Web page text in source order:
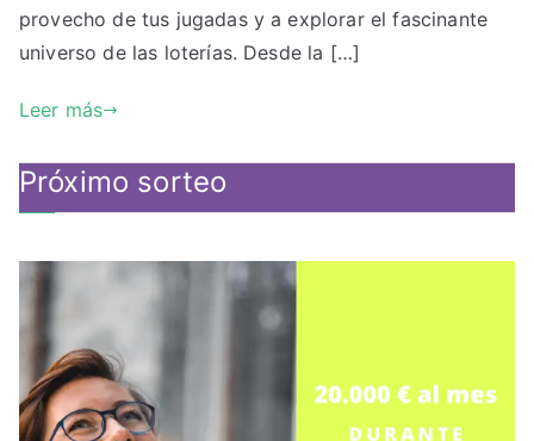
provecho de tus jugadas y a explorar el fascinante
universo de las loterías. Desde la […]
Leer más
Próximo sorteo